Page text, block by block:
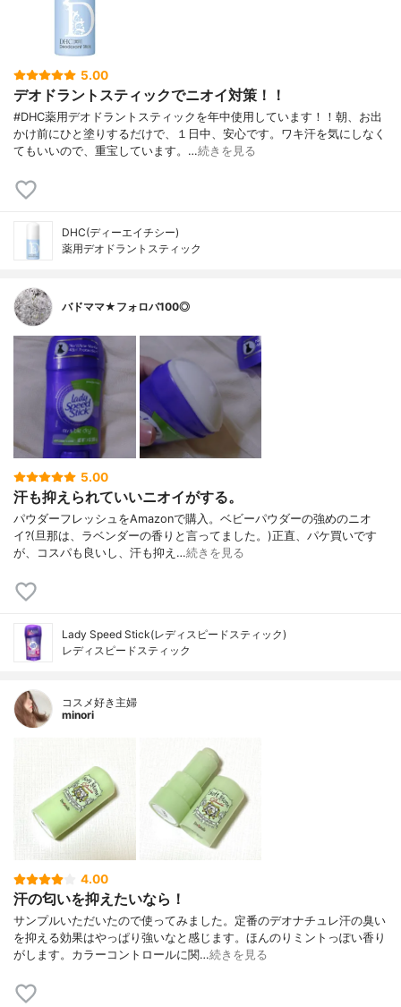
5.00
デオドラントスティックでニオイ対策！！
#DHC薬用デオドラントスティックを年中使用しています！！朝、お出
かけ前にひと塗りするだけで、１日中、安心です。ワキ汗を気にしなく
てもいいので、重宝しています。…続きを見る
DHC(ディーエイチシー)
薬用デオドラントスティック
バドママ★フォロバ100◎
5.00
汗も抑えられていいニオイがする。
パウダーフレッシュをAmazonで購入。ベビーパウダーの強めのニオ
イ?(旦那は、ラベンダーの香りと言ってました。)正直、パケ買いです
が、コスパも良いし、汗も抑え…続きを見る
Lady Speed Stick(レディスピードスティック)
レディスピードスティック
コスメ好き主婦
minori
4.00
汗の匂いを抑えたいなら！
サンプルいただいたので使ってみました。定番のデオナチュレ汗の臭い
を抑える効果はやっぱり強いなと感じます。ほんのりミントっぽい香り
がします。カラーコントロールに関…続きを見る